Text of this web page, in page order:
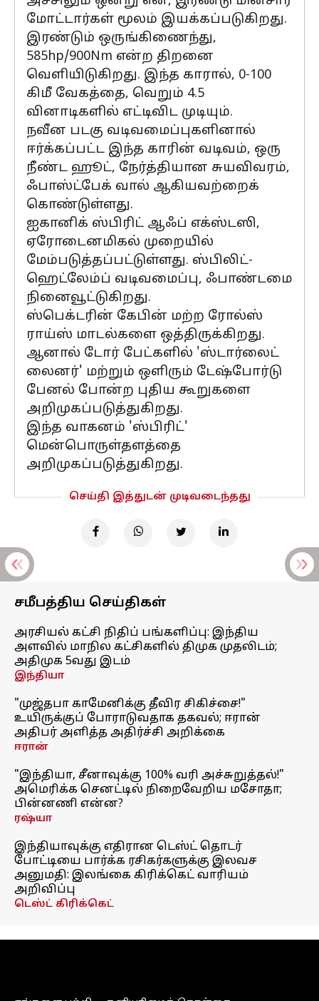
மோட்டார்கள் மூலம் இயக்கப்படுகிறது.
இரண்டும் ஒருங்கிணைந்து,
585hp/900Nm என்ற திறனை
வெளியிடுகிறது. இந்த காரால், 0-100
கிமீ வேகத்தை, வெறும் 4.5
வினாடிகளில் எட்டிவிட முடியும்.
நவீன படகு வடிவமைப்புகளினால்
ஈர்க்கப்பட்ட இந்த காரின் வடிவம், ஒரு
நீண்ட ஹூட், நேர்த்தியான சுயவிவரம்,
ஃபாஸ்ட்பேக் வால் ஆகியவற்றைக்
கொண்டுள்ளது.
ஐகானிக் ஸ்பிரிட் ஆஃப் எக்ஸ்டஸி,
ஏரோடைனமிகல் முறையில்
மேம்படுத்தப்பட்டுள்ளது. ஸ்பிலிட்-
ஹெட்லேம்ப் வடிவமைப்பு, ஃபாண்டமை
நினைவூட்டுகிறது.
ஸ்பெக்டரின் கேபின் மற்ற ரோல்ஸ்
ராய்ஸ் மாடல்களை ஒத்திருக்கிறது.
ஆனால் டோர் பேட்களில் 'ஸ்டார்லைட்
லைனர்' மற்றும் ஒளிரும் டேஷ்போர்டு
பேனல் போன்ற புதிய கூறுகளை
அறிமுகப்படுத்துகிறது.
இந்த வாகனம் 'ஸ்பிரிட்'
மென்பொருள்தளத்தை
அறிமுகப்படுத்துகிறது.
செய்தி இத்துடன் முடிவடைந்தது
சமீபத்திய செய்திகள்
அரசியல் கட்சி நிதிப் பங்களிப்பு: இந்திய
அளவில் மாநில கட்சிகளில் திமுக முதலிடம்;
அதிமுக 5வது இடம்
இந்தியா
"முஜ்தபா காமேனிக்கு தீவிர சிகிச்சை!"
உயிருக்குப் போராடுவதாக தகவல்; ஈரான்
அதிபர் அளித்த அதிர்ச்சி அறிக்கை
ஈரான்
"இந்தியா, சீனாவுக்கு 100% வரி அச்சுறுத்தல்!"
அமெரிக்க செனட்டில் நிறைவேறிய மசோதா;
பின்னணி என்ன?
ரஷ்யா
இந்தியாவுக்கு எதிரான டெஸ்ட் தொடர்
போட்டியை பார்க்க ரசிகர்களுக்கு இலவச
அனுமதி: இலங்கை கிரிக்கெட் வாரியம்
அறிவிப்பு
டெஸ்ட் கிரிக்கெட்